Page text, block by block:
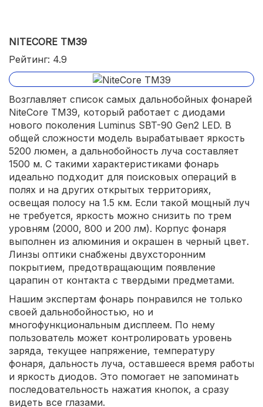
NITECORE TM39
Рейтинг: 4.9
Возглавляет список самых дальнобойных фонарей
NiteCore TM39, который работает с диодами
нового поколения Luminus SBT-90 Gen2 LED. В
общей сложности модель вырабатывает яркость
5200 люмен, а дальнобойность луча составляет
1500 м. С такими характеристиками фонарь
идеально подходит для поисковых операций в
полях и на других открытых территориях,
освещая полосу на 1.5 км. Если такой мощный луч
не требуется, яркость можно снизить по трем
уровням (2000, 800 и 200 лм). Корпус фонаря
выполнен из алюминия и окрашен в черный цвет.
Линзы оптики снабжены двухсторонним
покрытием, предотвращающим появление
царапин от контакта с твердыми предметами.
Нашим экспертам фонарь понравился не только
своей дальнобойностью, но и
многофункциональным дисплеем. По нему
пользователь может контролировать уровень
заряда, текущее напряжение, температуру
фонаря, дальность луча, оставшееся время работы
и яркость диодов. Это помогает не запоминать
последовательность нажатия кнопок, а сразу
видеть все глазами.